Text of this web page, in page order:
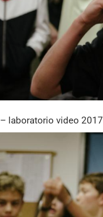
laboratorio video 2017